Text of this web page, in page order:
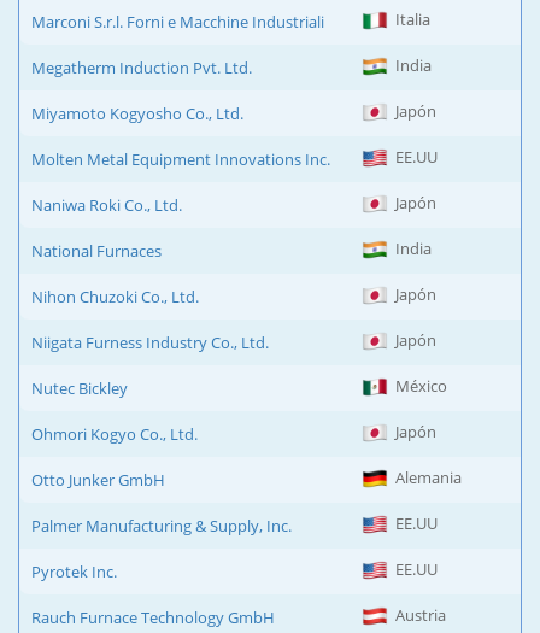
Marconi S.r.l. Forni e Macchine Industriali Italia
Megatherm Induction Pvt. Ltd. India
Miyamoto Kogyosho Co., Ltd. Japón
Molten Metal Equipment Innovations Inc. EE.UU
Naniwa Roki Co., Ltd. Japón
National Furnaces India
Nihon Chuzoki Co., Ltd. Japón
Niigata Furness Industry Co., Ltd. Japón
Nutec Bickley México
Ohmori Kogyo Co., Ltd. Japón
Otto Junker GmbH Alemania
Palmer Manufacturing & Supply, Inc. EE.UU
Pyrotek Inc. EE.UU
Rauch Furnace Technology GmbH Austria